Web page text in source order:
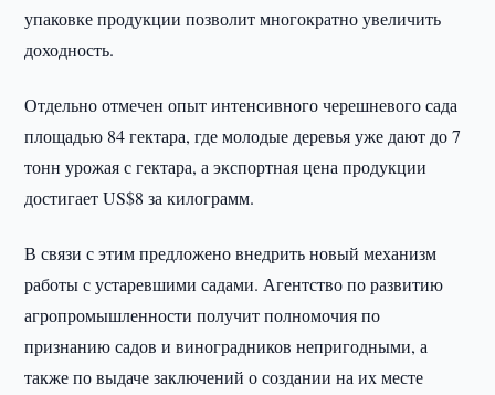
упаковке продукции позволит многократно увеличить
доходность.
Отдельно отмечен опыт интенсивного черешневого сада
площадью 84 гектара, где молодые деревья уже дают до 7
тонн урожая с гектара, а экспортная цена продукции
достигает US$8 за килограмм.
В связи с этим предложено внедрить новый механизм
работы с устаревшими садами. Агентство по развитию
агропромышленности получит полномочия по
признанию садов и виноградников непригодными, а
также по выдаче заключений о создании на их месте